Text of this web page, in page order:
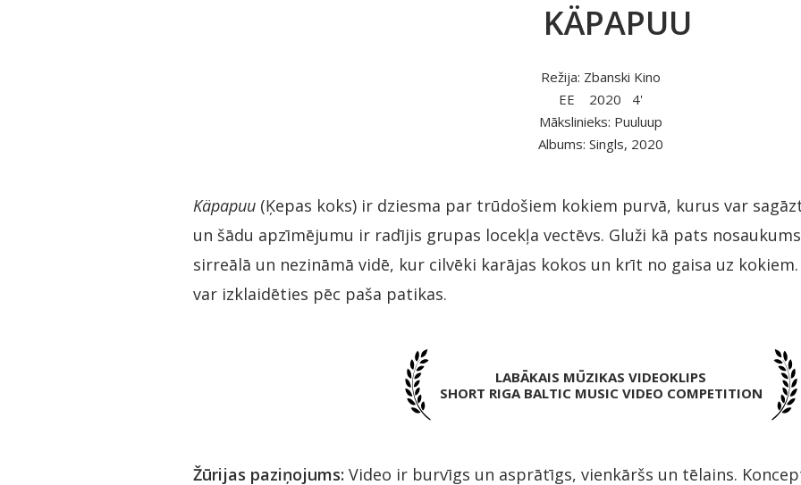
KÄPAPUU
Režija: Zbanski Kino
EE
2020
4'
Mākslinieks: Puuluup
Albums: Singls, 2020
Käpapuu (Ķepas koks) ir dziesma par trūdošiem kokiem purvā, kurus var
un šādu apzīmējumu ir radījis grupas locekļa vectēvs. Gluži kā pats
sirreālā un nezināmā vidē, kur cilvēki karājas kokos un krīt no gaisa uz
var izklaidēties pēc paša patikas.
LABĀKAIS MŪZIKAS VIDEOKLIPS
SHORT RIGA BALTIC MUSIC VIDEO COMPETITION
Žūrijas paziņojums: Video ir burvīgs un asprātīgs, vienkāršs un tēlains.